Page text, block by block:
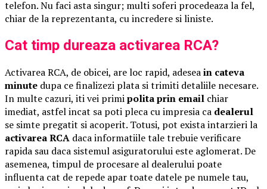
telefon. Nu faci asta singur; multi soferi procedeaza la fel,
chiar de la reprezentanta, cu incredere si liniste.
Cat timp dureaza activarea RCA?
Activarea RCA, de obicei, are loc rapid, adeseain cateva
minute dupa ce finalizezi plata si trimiti detaliile necesare.
In multe cazuri, iti vei primipolita prin email chiar
imediat, astfel incat sa poti pleca cu impresia ca dealerul
se simte pregatit si acoperit. Totusi, pot exista intarzieri la
activarea RCA daca informatiile tale trebuie verificare
rapida sau daca sistemul asiguratorului este aglomerat. De
asemenea, timpul de procesare al dealerului poate
influenta cat de repede apar toate datele pe numele tau,